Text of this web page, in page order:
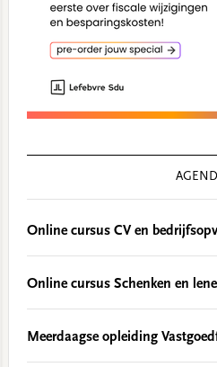
Online cursus CV en
Online cursus Schenken en
Meerdaagse opleiding